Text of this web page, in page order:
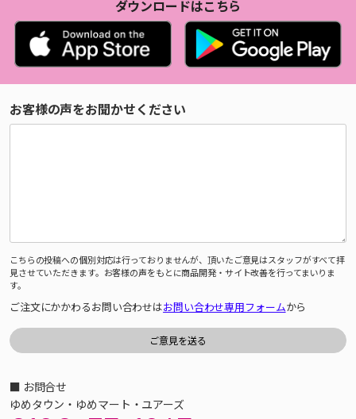
ダウンロードはこちら
お客様の声をお聞かせください
こちらの投稿への個別対応は行っておりませんが、頂いたご意見はスタッフがすべて拝
見させていただきます。お客様の声をもとに商品開発・サイト改善を行ってまいりま
す。
ご注文にかかわるお問い合わせはお問い合わせ専用フォームから
■ お問合せ
ゆめタウン・ゆめマート・ユアーズ